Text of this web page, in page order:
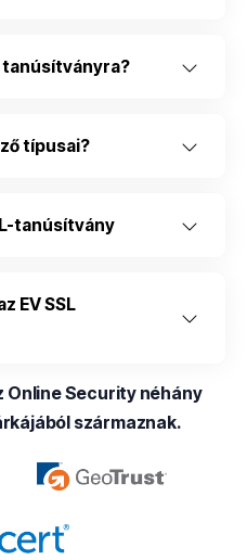
tanúsítványra?
típusai?
tanúsítvány
EV SSL
Online Security néhány
származnak.